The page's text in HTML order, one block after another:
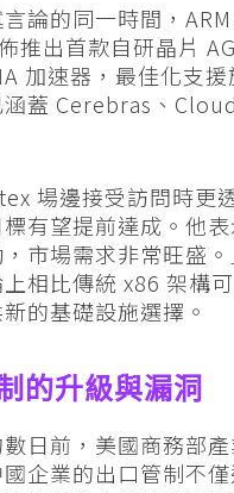
論的同一時間，
推出首款自研晶片
加速器，最佳化支
蓋 Cerebras、
場邊接受訪問時更
有望提前達成。他
市場需求非常旺盛
相比傳統 x86 架構
的基礎設施選擇。
的升級與漏洞
日前，美國商務部
企業的出口管制不